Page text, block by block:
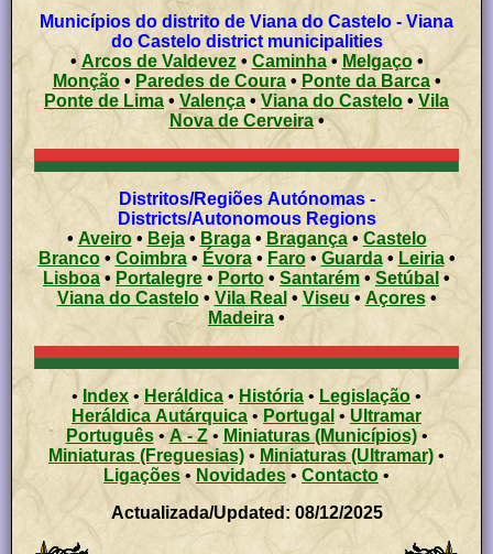
Municípios do distrito de Viana do Castelo - Viana
do Castelo district municipalities
• Arcos de Valdevez• Caminha• Melgaço•
Monção• Paredes de Coura• Ponte da Barca•
Ponte de Lima •Valença • Viana do Castelo • Vila
Nova de Cerveira•
Distritos/Regiões Autónomas -
Districts/Autonomous Regions
• Aveiro• Beja• Braga• Bragança• Castelo
Branco• Coimbra• Évora• Faro• Guarda• Leiria•
Lisboa•Portalegre • Porto • Santarém • Setúbal•
Viana do Castelo• Vila Real • Viseu• Açores •
Madeira •
• Index • Heráldica • História • Legislação •
Heráldica Autárquica•Portugal • Ultramar
Português•A - Z• Miniaturas (Municípios)•
Miniaturas (Freguesias) • Miniaturas (Ultramar)•
Ligações• Novidades • Contacto•
Actualizada/Updated: 08/12/2025